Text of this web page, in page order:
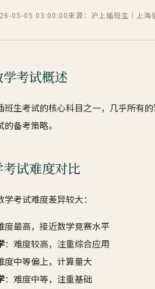
05-05 03:00:00来源：沪上插班生｜上海
考试概述
班生考试的核心科目之一，几乎所有
备考策略。
试难度对比
考试难度差异较大：
度最高，接近数学竞赛水平
：难度较高，注重综合应用
度中等偏上，计算量大
：难度中等，注重基础